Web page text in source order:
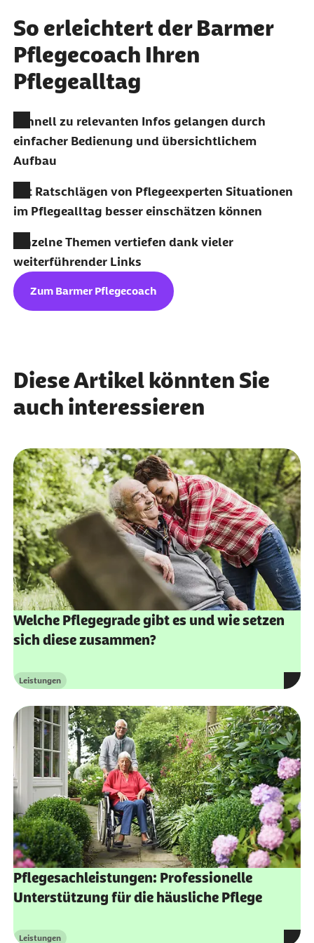
So erleichtert der Barmer
Pflegecoach Ihren
Pflegealltag
Schnell zu relevanten Infos gelangen durch
einfacher Bedienung und übersichtlichem
Aufbau
Mit Ratschlägen von Pflegeexperten Situationen
im Pflegealltag besser einschätzen können
Einzelne Themen vertiefen dank vieler
weiterführender Links
Zum Barmer Pflegecoach
Diese Artikel könnten Sie
auch interessieren
Welche Pflegegrade gibt es und wie setzen
sich diese zusammen?
Kategorie
Leistungen
Pflegesachleistungen: Professionelle
Unterstützung für die häusliche Pflege
Leistungen